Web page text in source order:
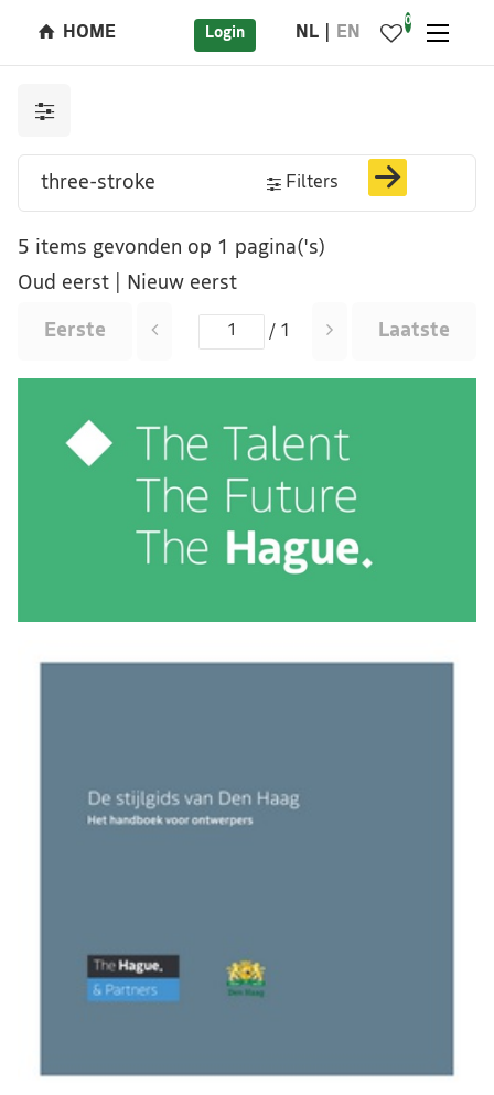
HOME Login NL EN
0
Filters
5 items gevonden op 1 pagina('s)
Oud eerst
Nieuw eerst
Eerste / 1 Laatste